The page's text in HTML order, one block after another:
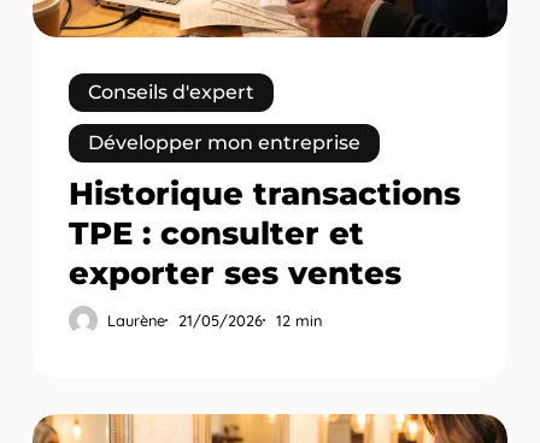
ventes
Conseils d'expert
Développer mon entreprise
Historique transactions
TPE : consulter et
exporter ses ventes
Laurène 21/05/2026 12 min
TPE